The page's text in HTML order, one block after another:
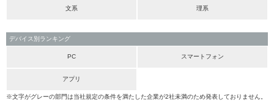
文系 理系
デバイス別ランキング
PC スマートフォン
アプリ
※文字がグレーの部門は当社規定の条件を満たした企業が2社未満のため発表しておりません。